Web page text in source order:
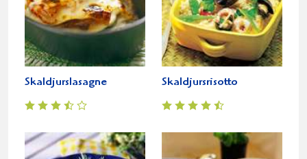
Skaldjurslasagne Skaldjursrisotto